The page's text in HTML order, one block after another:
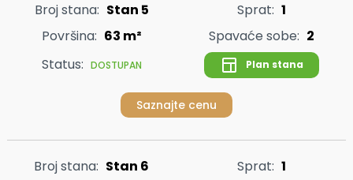
Broj stana: Stan 5 Sprat: 1
Površina: 63 m² Spavaće sobe: 2
Status: DOSTUPAN Plan stana
Saznajte cenu
Broj stana: Stan 6 Sprat: 1